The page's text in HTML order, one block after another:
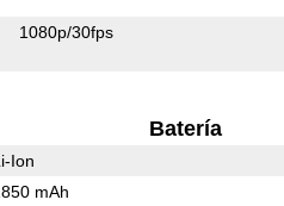
1080p/30fps
Batería
Ion
mAh